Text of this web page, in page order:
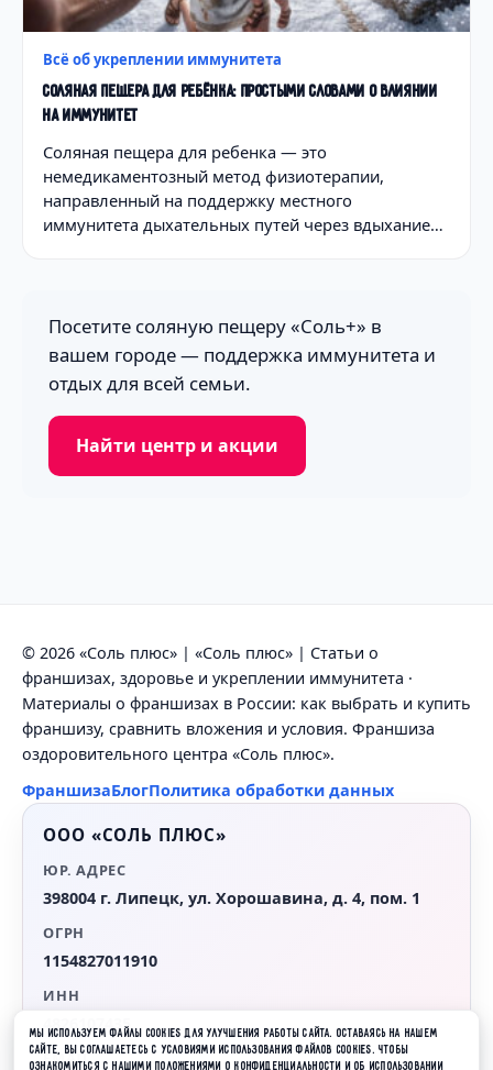
Всё об укреплении иммунитета
СОЛЯНАЯ ПЕЩЕРА ДЛЯ РЕБЁНКА: ПРОСТЫМИ СЛОВАМИ О ВЛИЯНИИ
НА ИММУНИТЕТ
Соляная пещера для ребенка — это
немедикаментозный метод физиотерапии,
направленный на поддержку местного
иммунитета дыхательных путей через вдыхание…
Посетите соляную пещеру «Соль+» в
вашем городе — поддержка иммунитета и
отдых для всей семьи.
Найти центр и акции
МЫ ИСПОЛЬЗУЕМ ФАЙЛЫ COOKIES ДЛЯ УЛУЧШЕНИЯ РАБОТЫ САЙТА. ОСТАВАЯСЬ НА НАШЕМ
САЙТЕ, ВЫ СОГЛАШАЕТЕСЬ С УСЛОВИЯМИ ИСПОЛЬЗОВАНИЯ ФАЙЛОВ COOKIES. ЧТОБЫ
ОЗНАКОМИТЬСЯ С НАШИМИ ПОЛОЖЕНИЯМИ О КОНФИДЕНЦИАЛЬНОСТИ И ОБ ИСПОЛЬЗОВАНИИ
© 2026 «Соль плюс» | «Соль плюс» | Статьи о
франшизах, здоровье и укреплении иммунитета ·
Материалы о франшизах в России: как выбрать и купить
франшизу, сравнить вложения и условия. Франшиза
оздоровительного центра «Соль плюс».
ФраншизаБлогПолитика обработки данных
ООО «СОЛЬ ПЛЮС»
ЮР. АДРЕС
398004 г. Липецк, ул. Хорошавина, д. 4, пом. 1
ОГРН
1154827011910
ИНН
4826107435
EMAIL